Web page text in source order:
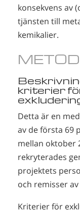
konsekvens av
tjänsten till
kemikalier.
kriterier
Detta är en
av de första 69
mellan oktober
rekryterades
projektets
och remisser
Kriterier för